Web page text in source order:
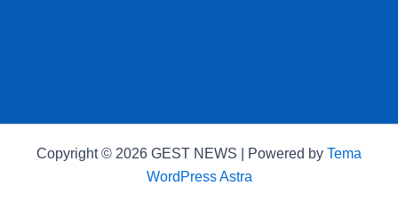
Copyright © 2026 GEST NEWS | Powered by Tema
WordPress Astra